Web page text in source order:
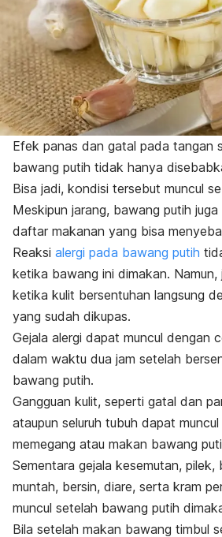
Efek panas dan gatal pada tangan
bawang putih tidak hanya
Bisa jadi, kondisi tersebut muncul
Meskipun jarang, bawang putih
daftar makanan yang bisa
Reaksi alergi pada bawang putih
ketika bawang ini dimakan. Namun,
ketika kulit bersentuhan langsung
yang sudah dikupas.
Gejala alergi dapat muncul dengan
dalam waktu dua jam setelah
bawang putih.
Gangguan kulit, seperti gatal dan
ataupun seluruh tubuh dapat
memegang atau makan bawang
Sementara gejala kesemutan, pilek,
muntah, bersin, diare, serta kram
muncul setelah bawang putih
Bila setelah makan bawang timbul